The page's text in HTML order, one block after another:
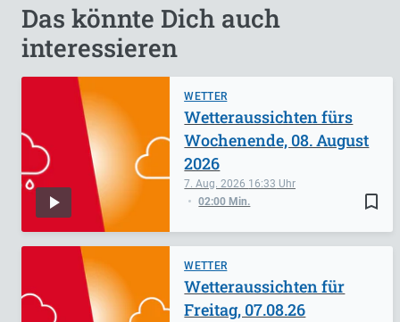
Das könnte Dich auch
interessieren
WETTER
bookmark_border
7. Aug. 2026 16:33
02:00 Min.
Wetteraussichten fürs
Wochenende, 08. August
2026
WETTER
Wetteraussichten für
Freitag, 07.08.26